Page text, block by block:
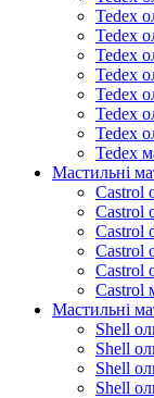
Tedex
Tedex
Tedex
Tedex
Tedex
Tedex
Tedex
Tedex
Мастильні
Castrol
Castrol
Castrol
Castrol
Castrol
Castrol
Мастильні
Shell
Shell
Shell
Shell